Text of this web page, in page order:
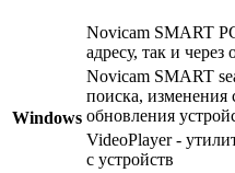
Windows
Novicam SMART
адресу, так и
Novicam SMART
поиска, изменения
обновления
VideoPlayer -
с устройств